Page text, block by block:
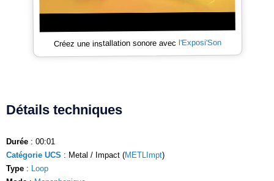
Créez une installation sonore avecl'Exposi'Son
Détails techniques
Durée : 00:01
Catégorie UCS : Metal / Impact (METLImpt)
Type :
Loop